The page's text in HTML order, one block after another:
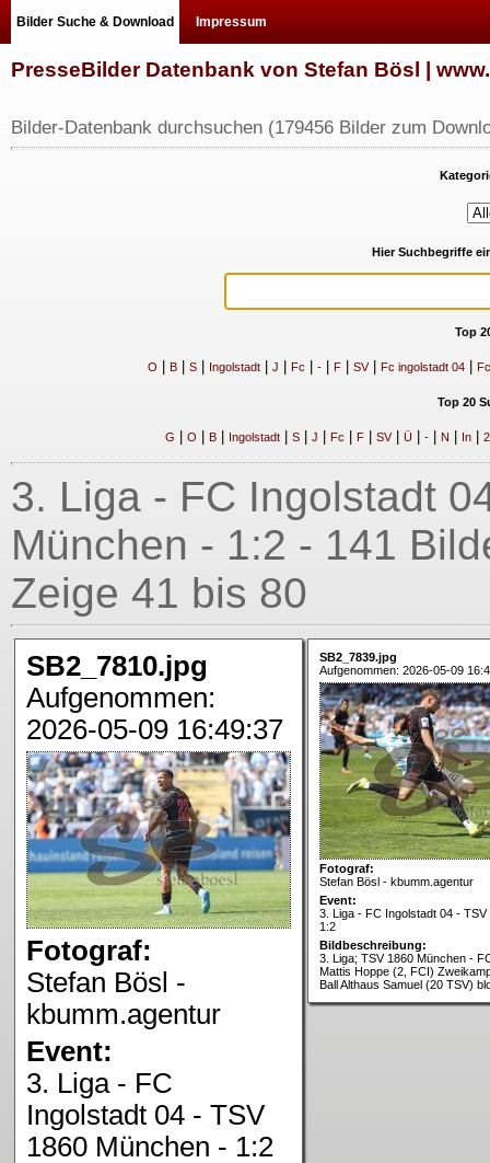
Bilder Suche & Download Impressum
PresseBilder Datenbank von Stefan Bösl |
Bilder-Datenbank durchsuchen (179456 Bilder zum
Hier Suchbegriffe
Top
O B| S| Ingolstadt| J Fc -| F| SV| Fc ingolstadt 04|
Top 20
G O B| Ingolstadt| S| J Fc F| SV| Ü| -| N In| 2
3. Liga - FC Ingolstadt
München - 1:2 - 141
Zeige 41 bis 80
SB2_7810.jpg
Aufgenommen:
2026-05-09 16:49:37
Fotograf:
Stefan Bösl -
kbumm.agentur
Event:
3. Liga - FC
Ingolstadt 04 - TSV
1860 München - 1:2
SB2_7839.jpg
Aufgenommen: 2026-05-09
Fotograf:
Stefan Bösl - kbumm.agentur
Event:
3. Liga - FC Ingolstadt 04 -
1:2
Bildbeschreibung:
3. Liga; TSV 1860 München -
Mattis Hoppe (2, FCI)
Ball Althaus Samuel (20 TSV)